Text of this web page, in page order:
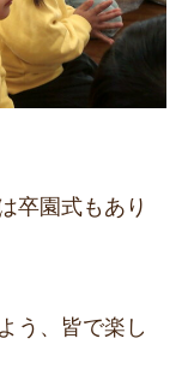
卒園式もあり
う、皆で楽し